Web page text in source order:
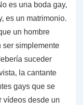
es una boda gay,
es un matrimonio.
un hombre
ser simplemente
suceder
la cantante
gays que se
vídeos desde un